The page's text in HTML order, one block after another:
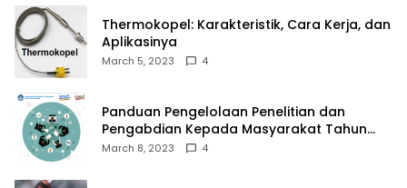
Thermokopel: Karakteristik, Cara Kerja, dan
Aplikasinya
March 5, 2023 4
Panduan Pengelolaan Penelitian dan
Pengabdian Kepada Masyarakat Tahun
2023
March 8, 2023 4